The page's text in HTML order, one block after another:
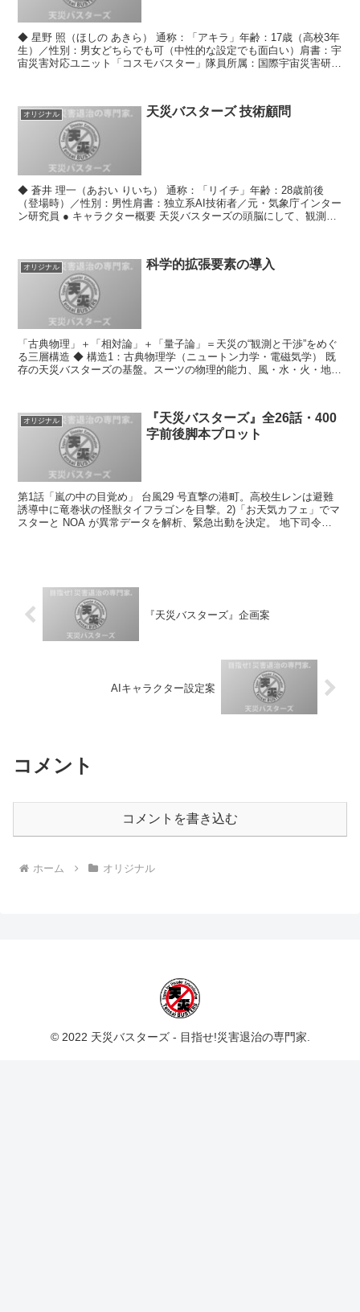
◆ 星野 照（ほしの あきら） 通称：「アキラ」年齢：17歳（高校3年
生）／性別：男女どちらでも可（中性的な設定でも面白い）肩書：宇
宙災害対応ユニット「コスモバスター」隊員所属：国際宇宙災害研究
オリジナル 天災バスターズ 技術顧問
◆ 蒼井 理一（あおい りいち） 通称：「リイチ」年齢：28歳前後
（登場時）／性別：男性肩書：独立系AI技術者／元・気象庁インター
ン研究員 ● キャラクター概要 天災バスターズの頭脳にして、観測・
オリジナル 科学的拡張要素の導入
「古典物理」＋「相対論」＋「量子論」＝天災の“観測と干渉”をめぐ
る三層構造 ◆ 構造1：古典物理学（ニュートン力学・電磁気学） 既
存の天災バスターズの基盤。スーツの物理的能力、風・水・火・地震
オリジナル
『天災バスターズ』全26話・400
字前後脚本プロット
第1話「嵐の中の目覚め」 台風29 号直撃の港町。高校生レンは避難
誘導中に竜巻状の怪獣タイフラゴンを目撃。2)「お天気カフェ」でマ
スターと NOA が異常データを解析、緊急出動を決定。 地下司令室
『天災バスターズ』企画案
AIキャラクター設定案
コメント
コメントを書き込む
ホーム オリジナル
© 2022 天災バスターズ - 目指せ!災害退治の専門家.